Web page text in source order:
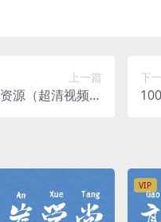
上一篇
源（超清视频）
下
VIP